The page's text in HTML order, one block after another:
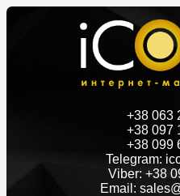
+38 063
+38 097
+38 099
Telegram:
Viber: +38
Email: